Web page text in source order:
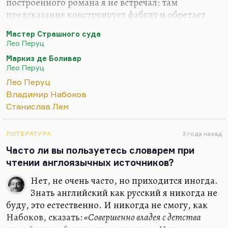
предсказание конструирует фабулу и обретает
Боливар предсказал, сбывается. Это, конечно,
гениальный роман совершенно. Ну и «Снег
Святого Петра», ну и «Ночью под каменным
мостом». Перуц был чем позже, тем лучше. Но и
тем труднее ему было писать.
Конечно, вот этот «Мастер Страшного суда»,
роман, очень жуткий, готический. Перуц же
вообще был математик и шахматист, поэтому его
конструкции обладают великолепным…
Мастер Страшного суда
Лео Перуц
Маркиз де Боливар
Лео Перуц
Лео Перуц
Владимир Набоков
Станислав Лем
ЛИТЕРАТУРА 3 года назад
Часто ли вы пользуетесь словарем при
чтении англоязычных источников?
Нет, не очень часто, но приходится иногда.
Знать английский как русский я никогда не
буду, это естественно. И никогда не смогу, как
Набоков, сказать:«Совершенно владея с детства